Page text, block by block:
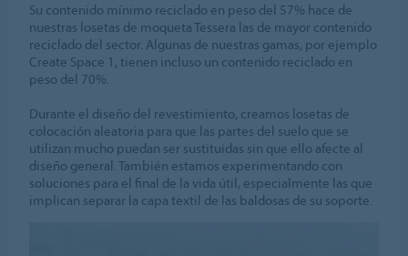
Su contenido mínimo reciclado en peso del 57% hace de
nuestras losetas de moqueta Tessera las de mayor contenido
reciclado del sector. Algunas de nuestras gamas, por ejemplo
Create Space 1, tienen incluso un contenido reciclado en
peso del 70%.
Durante el diseño del revestimiento, creamos losetas de
colocación aleatoria para que las partes del suelo que se
utilizan mucho puedan ser sustituidas sin que ello afecte al
diseño general. También estamos experimentando con
soluciones para el final de la vida útil, especialmente las que
implican separar la capa textil de las baldosas de su soporte.